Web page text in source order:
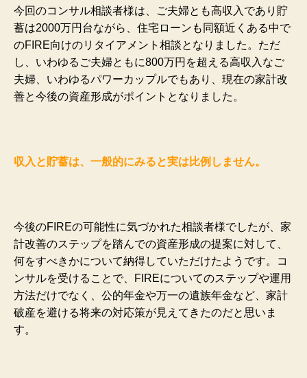
今回のコンサル相談者様は、ご夫婦とも高収入であり貯
蓄は2000万円台ながら、住宅ローンも同額近くある中で
のFIRE向けのリタイアメント相談となりました。ただ
し、いわゆるご夫婦ともに800万円を超える高収入なご
夫婦、いわゆるパワーカップルでもあり、現在の家計改
善と今後の資産形成がポイントとなりました。
収入と貯蓄は、一般的にみると実は比例しません。
今後のFIREの可能性に気づかれた相談者様でしたが、家
計改善のステップを踏んでの資産形成の提案に対して、
何をすべきかについて納得していただけたようです。コ
ンサルを受けることで、FIREについてのステップや運用
方法だけでなく、公的年金や万一の遺族年金など、家計
破産を避ける将来の対応策が見えてきたのだと思いま
す。